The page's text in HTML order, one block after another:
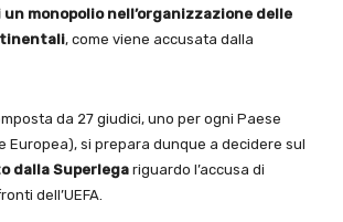
un monopolio nell’organizzazione delle
, come viene accusata dalla
da 27 giudici, uno per ogni Paese
Europea), si prepara dunque a decidere sul
dalla Superlega riguardo l’accusa di
dell’UEFA.